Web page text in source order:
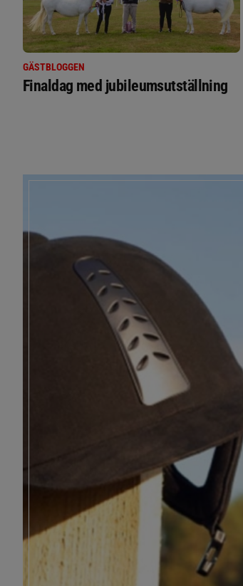
GÄSTBLOGGEN
Finaldag med jubileumsutställning